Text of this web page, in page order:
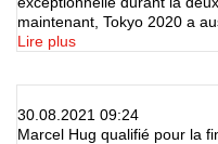
maintenant, Tokyo 2020 a
Lire plus
30.08.2021 09:24
Marcel Hug qualifié pour la